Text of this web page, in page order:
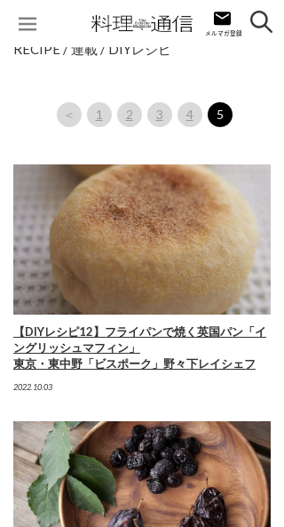
RECIPE / 連載 / DIYレシピ
＜ 1 2 3 4 5
【DIYレシピ12】フライパンで焼く英国パン「イ
ングリッシュマフィン」
東京・東中野「ビスポーク」野々下レイシェフ
2022.10.03